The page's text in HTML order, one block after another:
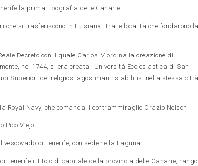
la prima tipografia delle Canarie.
che si trasferiscono in Luisiana. Tra le località che fondarono la
Decreto con il quale Carlos IV ordina la creazione di
nel 1744, si era creata l’Università Ecclesiastica di San
Superiori dei religiosi agostiniani, stabilitisi nella stessa città
Royal Navy, che comanda il contrammiraglio Orazio Nelson.
Pico Viejo.
di Tenerife, con sede nella Laguna.
Tenerife il titolo di capitale della provincia delle Canarie, rango